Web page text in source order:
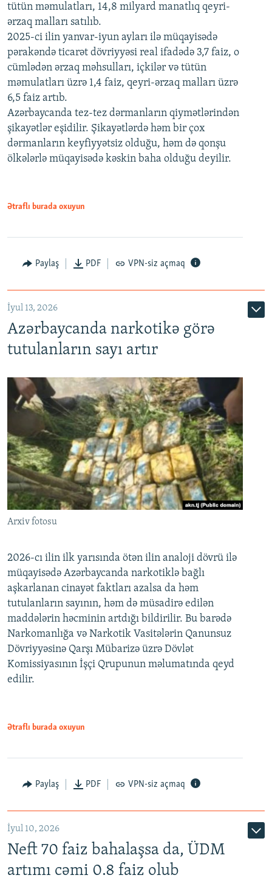
tütün məmulatları, 14,8 milyard manatlıq qeyri-
ərzaq malları satılıb.
2025-ci ilin yanvar-iyun ayları ilə müqayisədə
pərakəndə ticarət dövriyyəsi real ifadədə 3,7 faiz, o
cümlədən ərzaq məhsulları, içkilər və tütün
məmulatları üzrə 1,4 faiz, qeyri-ərzaq malları üzrə
6,5 faiz artıb.
Azərbaycanda tez-tez dərmanların qiymətlərindən
şikayətlər eşidilir. Şikayətlərdə həm bir çox
dərmanların keyfiyyətsiz olduğu, həm də qonşu
ölkələrlə müqayisədə kəskin baha olduğu deyilir.
Ətraflı burada oxuyun
Paylaş PDF VPN-siz açmaq
İyul 13, 2026
Azərbaycanda narkotikə görə
tutulanların sayı artır
Arxiv fotosu
2026-cı ilin ilk yarısında ötən ilin analoji dövrü ilə
müqayisədə Azərbaycanda narkotiklə bağlı
aşkarlanan cinayət faktları azalsa da həm
tutulanların sayının, həm də müsadirə edilən
maddələrin həcminin artdığı bildirilir. Bu barədə
Narkomanlığa və Narkotik Vasitələrin Qanunsuz
Dövriyyəsinə Qarşı Mübarizə üzrə Dövlət
Komissiyasının İşçi Qrupunun məlumatında qeyd
edilir.
Ətraflı burada oxuyun
Paylaş PDF VPN-siz açmaq
İyul 10, 2026
Neft 70 faiz bahalaşsa da, ÜDM
artımı cəmi 0.8 faiz olub